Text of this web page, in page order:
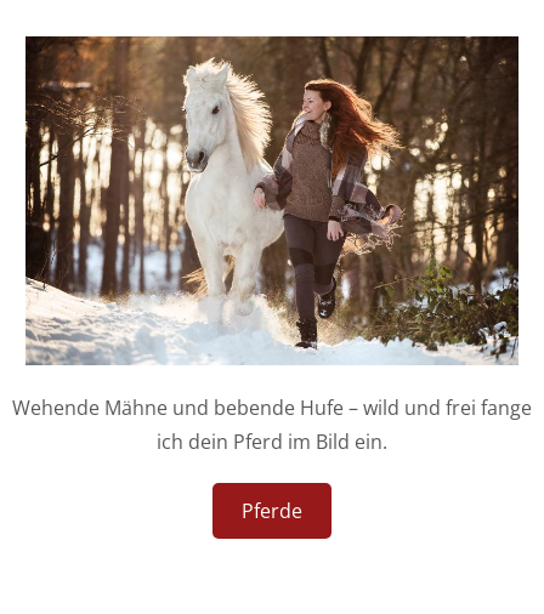
Wehende Mähne und bebende Hufe – wild und frei fange
ich dein Pferd im Bild ein.
Pferde